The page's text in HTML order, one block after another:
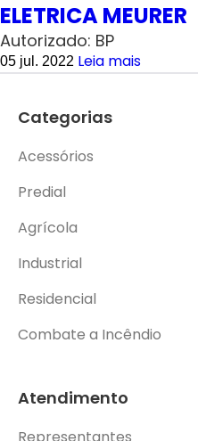
ELETRICA MEURER
Autorizado: BP
05 jul. 2022 Leia mais
Categorias
Acessórios
Predial
Agrícola
Industrial
Residencial
Combate a Incêndio
Atendimento